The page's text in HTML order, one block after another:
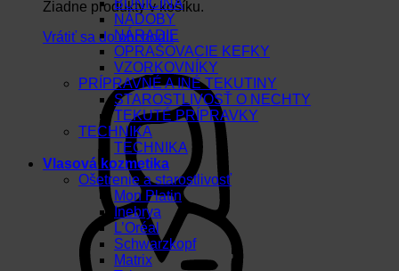
Žiadne produkty v košíku.
Vrátiť sa do obchodu
BUNIČINA
NÁDOBY
NÁRADIE
OPRAŠOVACIE KEFKY
VZORKOVNÍKY
PRÍPRAVNÉ A INÉ TEKUTINY
STAROSTLIVOSŤ O NECHTY
TEKUTÉ PRÍPRAVKY
TECHNIKA
TECHNIKA
Vlasová kozmetika
Ošetrenie a starostlivosť
Mon Platin
Inebrya
L’Oréal
Schwarzkopf
Matrix